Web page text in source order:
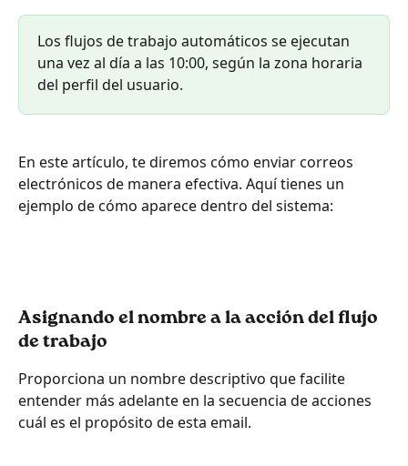
Los flujos de trabajo automáticos se ejecutan
una vez al día a las 10:00, según la zona horaria
del perfil del usuario.
En este artículo, te diremos cómo enviar correos
electrónicos de manera efectiva. Aquí tienes un
ejemplo de cómo aparece dentro del sistema:
Asignando el nombre a la acción del flujo
de trabajo
Proporciona un nombre descriptivo que facilite
entender más adelante en la secuencia de acciones
cuál es el propósito de esta email.